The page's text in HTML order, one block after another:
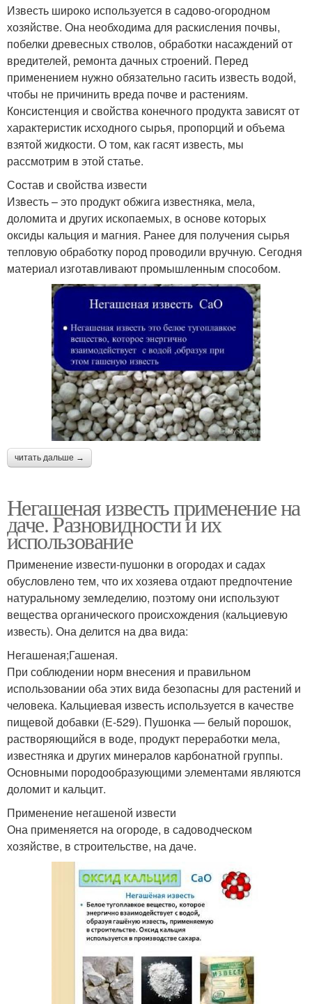
Известь широко используется в садово-огородном
хозяйстве. Она необходима для раскисления почвы,
побелки древесных стволов, обработки насаждений от
вредителей, ремонта дачных строений. Перед
применением нужно обязательно гасить известь водой,
чтобы не причинить вреда почве и растениям.
Консистенция и свойства конечного продукта зависят от
характеристик исходного сырья, пропорций и объема
взятой жидкости. О том, как гасят известь, мы
рассмотрим в этой статье.
Состав и свойства извести
Известь – это продукт обжига известняка, мела,
доломита и других ископаемых, в основе которых
оксиды кальция и магния. Ранее для получения сырья
тепловую обработку пород проводили вручную. Сегодня
материал изготавливают промышленным способом.
читать дальше →
Негашеная известь применение на
даче. Разновидности и их
использование
Применение извести-пушонки в огородах и садах
обусловлено тем, что их хозяева отдают предпочтение
натуральному земледелию, поэтому они используют
вещества органического происхождения (кальциевую
известь). Она делится на два вида:
Негашеная;Гашеная.
При соблюдении норм внесения и правильном
использовании оба этих вида безопасны для растений и
человека. Кальциевая известь используется в качестве
пищевой добавки (Е-529). Пушонка — белый порошок,
растворяющийся в воде, продукт переработки мела,
известняка и других минералов карбонатной группы.
Основными породообразующими элементами являются
доломит и кальцит.
Применение негашеной извести
Она применяется на огороде, в садоводческом
хозяйстве, в строительстве, на даче.